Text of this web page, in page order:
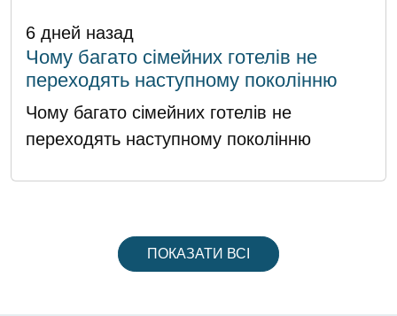
6 дней назад
Чому багато сімейних готелів не
переходять наступному поколінню
Чому багато сімейних готелів не
переходять наступному поколінню
ПОКАЗАТИ ВСІ